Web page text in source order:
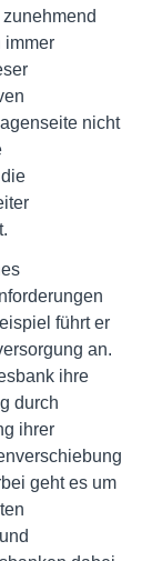
immer
nicht
führt er
an.
ihre
durch
ihrer
geht es um